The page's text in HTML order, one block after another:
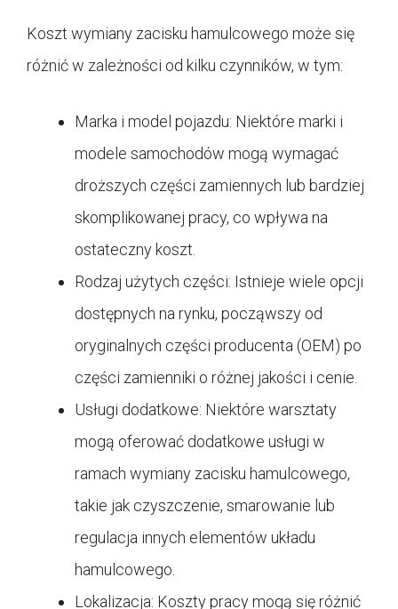
Koszt wymiany zacisku hamulcowego może się
różnić w zależności od kilku czynników, w tym:
Marka i model pojazdu: Niektóre marki i
modele samochodów mogą wymagać
droższych części zamiennych lub bardziej
skomplikowanej pracy, co wpływa na
ostateczny koszt.
Rodzaj użytych części: Istnieje wiele opcji
dostępnych na rynku, począwszy od
oryginalnych części producenta (OEM) po
części zamienniki o różnej jakości i cenie.
Usługi dodatkowe: Niektóre warsztaty
mogą oferować dodatkowe usługi w
ramach wymiany zacisku hamulcowego,
takie jak czyszczenie, smarowanie lub
regulacja innych elementów układu
hamulcowego.
Lokalizacja: Koszty pracy mogą się różnić